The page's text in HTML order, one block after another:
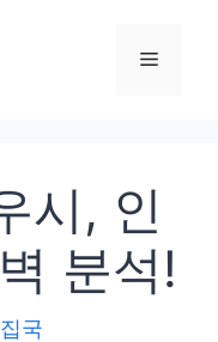
메
시, 인
분석!
국